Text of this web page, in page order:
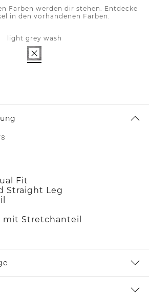
Farben werden dir stehen. Entdecke
in den vorhandenen Farben.
light grey wash
Fit
Straight Leg
mit Stretchanteil